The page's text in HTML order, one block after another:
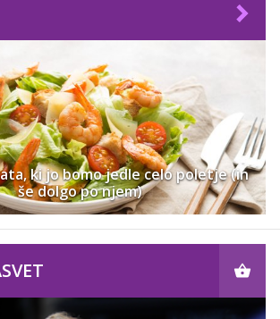
ki jo bomo jedle celo poletje (in
še dolgo po njem)